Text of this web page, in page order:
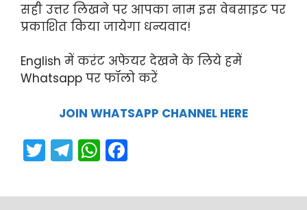
सही उत्तर लिखने पर आपका नाम इस वेबसाइट पर
प्रकाशित किया जायेगा धन्यवाद!
English में करंट अफेयर देखने के लिये हमें
Whatsapp पर फॉलो करें
JOIN WHATSAPP CHANNEL HERE
T
w
itt
T
el
e
W
h
a c